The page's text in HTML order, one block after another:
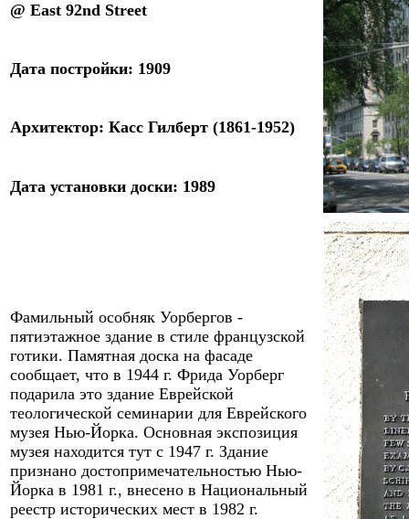
@ East 92nd Street
Дата постройки: 1909
Архитектор: Касс Гилберт (1861-1952)
Дата установки доски: 1989
Фамильный особняк Уорбергов -
пятиэтажное здание в стиле французской
готики. Памятная доска на фасаде
сообщает, что в 1944 г. Фрида Уорберг
подарила это здание Еврейской
теологической семинарии для Еврейского
музея Нью-Йорка. Основная экспозиция
музея находится тут с 1947 г. Здание
признано достопримечательностью Нью-
Йорка в 1981 г., внесено в Национальный
реестр исторических мест в 1982 г.